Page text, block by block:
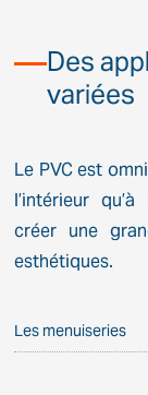
Des
variées
Le PVC est
l’intérieur
créer une
esthétiques.
Les menuiseries